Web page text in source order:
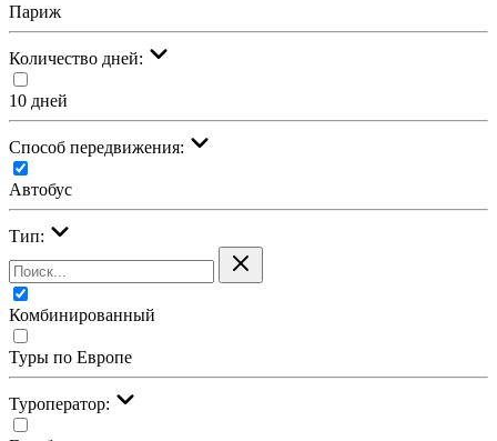
Париж
Количество дней:
10 дней
Cпособ передвижения:
Автобус
Тип:
Комбинированный
Туры по Европе
Туроператор: